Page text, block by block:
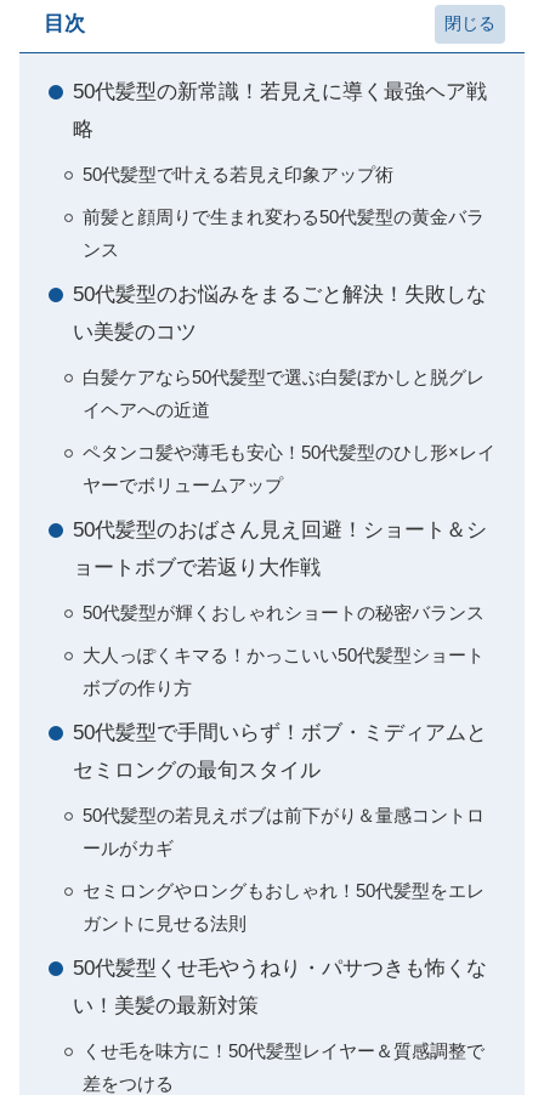
目次
50代髪型の新常識！若見えに導く最強ヘア戦
略
50代髪型で叶える若見え印象アップ術
前髪と顔周りで生まれ変わる50代髪型の黄金バラ
ンス
50代髪型のお悩みをまるごと解決！失敗しな
い美髪のコツ
白髪ケアなら50代髪型で選ぶ白髪ぼかしと脱グレ
イヘアへの近道
ペタンコ髪や薄毛も安心！50代髪型のひし形×レイ
ヤーでボリュームアップ
50代髪型のおばさん見え回避！ショート＆シ
ョートボブで若返り大作戦
50代髪型が輝くおしゃれショートの秘密バランス
大人っぽくキマる！かっこいい50代髪型ショート
ボブの作り方
50代髪型で手間いらず！ボブ・ミディアムと
セミロングの最旬スタイル
50代髪型の若見えボブは前下がり＆量感コントロ
ールがカギ
セミロングやロングもおしゃれ！50代髪型をエレ
ガントに見せる法則
50代髪型くせ毛やうねり・パサつきも怖くな
い！美髪の最新対策
くせ毛を味方に！50代髪型レイヤー＆質感調整で
差をつける